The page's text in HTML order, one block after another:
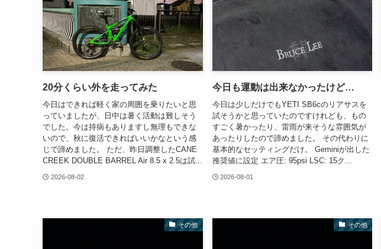
20分くらい外を走ってみた
今日はできれば軽く家の周囲を乗りたいと思
っていましたが、日中は暑く活動は難しそう
でした。今は持病もありますし無理もできな
いので、秋に復活できればいいかなという感
じで諦めました。 ただ、昨日調整したCANE
CREEK DOUBLE BARREL Air 8.5 x 2.5は試...
2026-08-02
今日も運動は出来なかったけど…
今日は少しだけでもYETI SB6cのリアサスを
試そうかと思っていたのですけれども、もの
すごく暑かったり、雷雨が来そうな雰囲気が
あったりしたので諦めました。 その代わりに
基本的なセッティングだけ。 Geminiが出した
推奨値に設定 エア圧: 95psi LSC: 15ク...
2026-08-01
その他 その他